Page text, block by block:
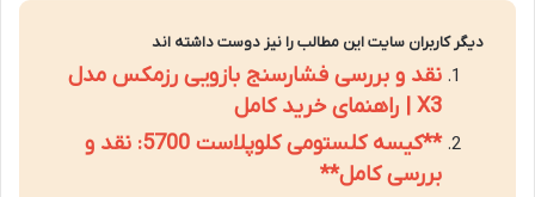
دیگر کاربران سایت این مطالب را نیز دوست داشته اند
نقد و بررسی فشارسنج بازویی رزمکس مدل
X3 | راهنمای خرید کامل
**کیسه کلستومی کلوپلاست 5700: نقد و
بررسی کامل**